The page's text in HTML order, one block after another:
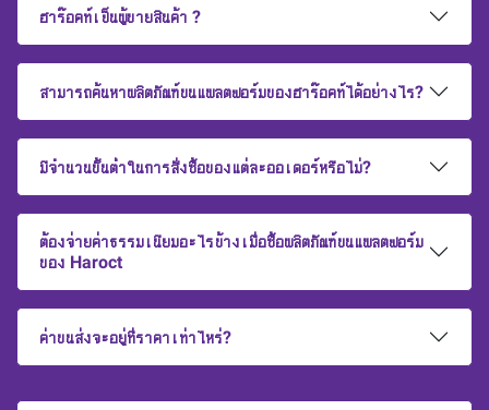
ฮาร๊อคท์เป็นผู้ขายสินค้า ?
สามารถค้นหาผลิตภัณฑ์บนแพลตฟอร์มของฮาร๊อคท์ได้อย่างไร?
มีจำนวนขั้นต่ำในการสั่งซื้อของแต่ละออเดอร์หรือไม่?
ต้องจ่ายค่าธรรมเนียมอะไรบ้างเมื่อซื้อผลิตภัณฑ์บนแพลตฟอร์ม
ของ Haroct
ค่าขนส่งจะอยู่ที่ราคาเท่าไหร่?